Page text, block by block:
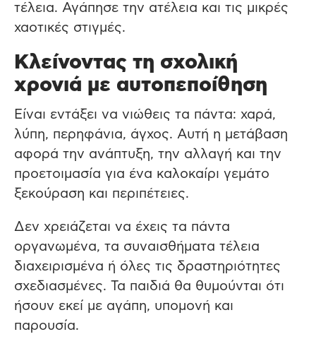
τέλεια. Αγάπησε την ατέλεια και τις μικρές
χαοτικές στιγμές.
Κλείνοντας τη σχολική
χρονιά με αυτοπεποίθηση
Είναι εντάξει να νιώθεις τα πάντα: χαρά,
λύπη, περηφάνια, άγχος. Αυτή η μετάβαση
αφορά την ανάπτυξη, την αλλαγή και την
προετοιμασία για ένα καλοκαίρι γεμάτο
ξεκούραση και περιπέτειες.
Δεν χρειάζεται να έχεις τα πάντα
οργανωμένα, τα συναισθήματα τέλεια
διαχειρισμένα ή όλες τις δραστηριότητες
σχεδιασμένες. Τα παιδιά θα θυμούνται ότι
ήσουν εκεί με αγάπη, υπομονή και
παρουσία.